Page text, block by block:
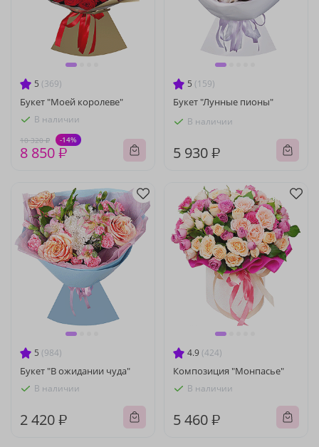
5 (369)
Букет "Моей королеве"
В наличии
10 320 ₽ -14%
8 850 ₽
5 (159)
Букет "Лунные пионы"
В наличии
5 930 ₽
5 (984)
Букет "В ожидании чуда"
В наличии
2 420 ₽
4.9 (424)
Композиция "Монпасье"
В наличии
5 460 ₽